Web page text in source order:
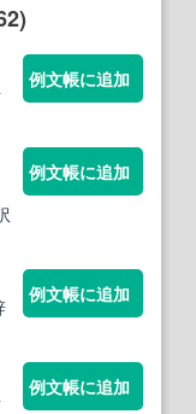
例文帳に追加
例文帳に追加
例文帳に追加
例文帳に追加